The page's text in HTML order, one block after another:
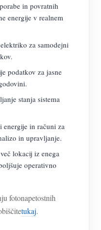
in povratnih
energije v realnem
za samodejni
podatkov za jasne
stanja sistema
energije in računi za
in upravljanje.
lokacij iz enega
operativno
fotonapetostnih
tukaj.